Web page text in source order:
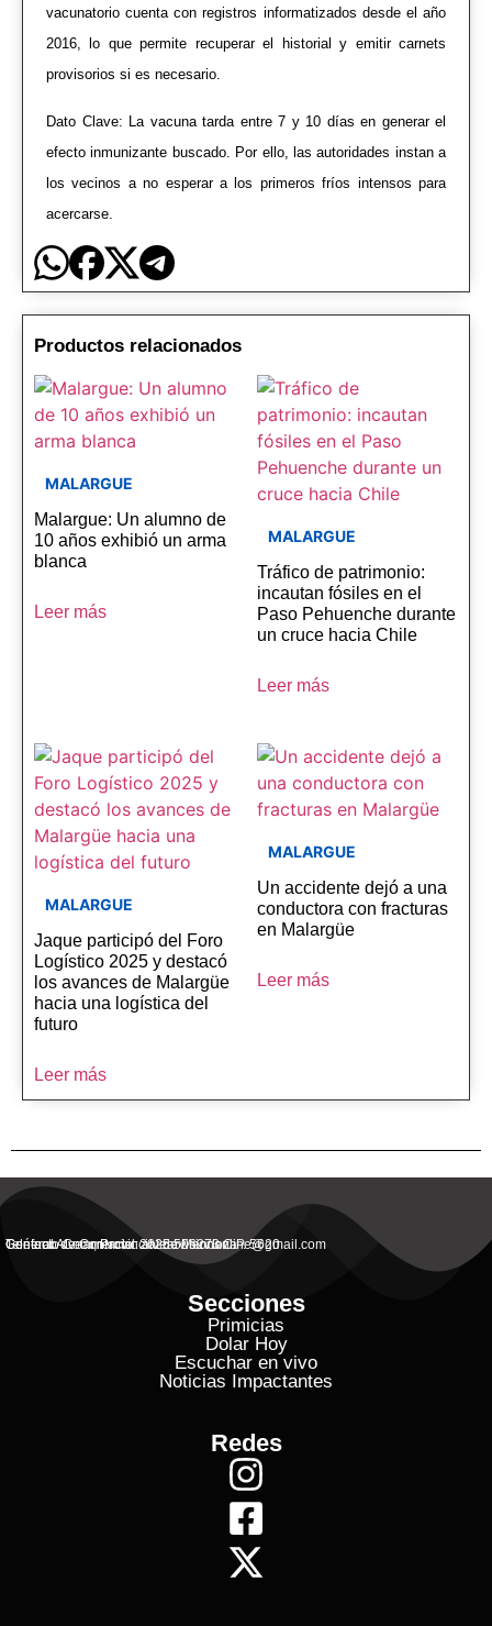
vacunatorio cuenta con registros informatizados desde el año
2016, lo que permite recuperar el historial y emitir carnets
provisorios si es necesario.
Dato Clave: La vacuna tarda entre 7 y 10 días en generar el
efecto inmunizante buscado. Por ello, las autoridades instan a
los vecinos a no esperar a los primeros fríos intensos para
acercarse.
Productos relacionados
MALARGUE
Malargue: Un alumno de
10 años exhibió un arma
blanca
Leer más
MALARGUE
Tráfico de patrimonio:
incautan fósiles en el
Paso Pehuenche durante
un cruce hacia Chile
Leer más
MALARGUE
Jaque participó del Foro
Logístico 2025 y destacó
los avances de Malargüe
hacia una logística del
futuro
Leer más
MALARGUE
Un accidente dejó a una
conductora con fracturas
en Malargüe
Leer más
General Alvear, Provincial de Mendoza
Contacto Commercial: alvearvisionanline@gmail.com
Teléfono de Contacto: 2625 506273 C.P. 5620
Secciones
Primicias
Dolar Hoy
Escuchar en vivo
Noticias Impactantes
Redes